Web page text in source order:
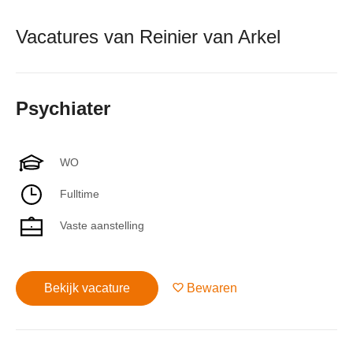
Vacatures van Reinier van Arkel
Psychiater
WO
Fulltime
Vaste aanstelling
Bekijk vacature Bewaren